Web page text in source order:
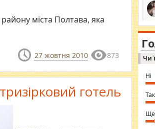
міста Полтава, яка
27 жовтня 2010 873
готель
за
ми
in
⇒
Чи
Ні
Так
Ще